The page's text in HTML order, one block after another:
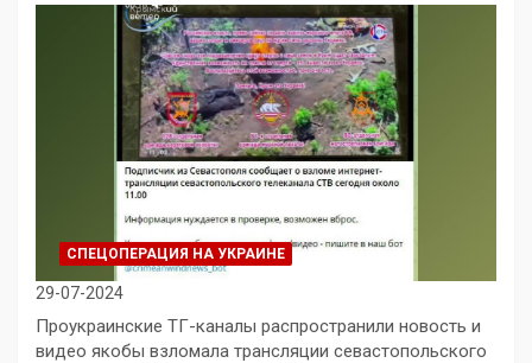
СПЕЦОПЕРАЦИЯ НА УКРАИНЕ
29-07-2024
Проукраинские TГ-каналы распространили новость и
видео якобы взломала трансляции севастопольского